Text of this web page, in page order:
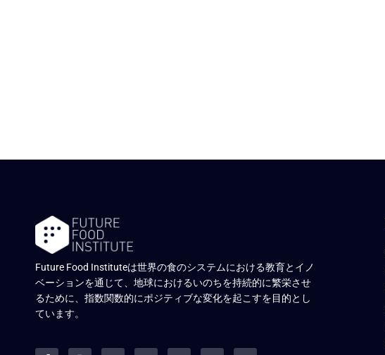
Future Food Instituteは世界の食のシステムにおける教育とイノ
ベーションを通じて、地球におけるいのちを持続的に繁栄させ
るために、指数関数的にポジティブな変化を起こすを目的とし
ています。